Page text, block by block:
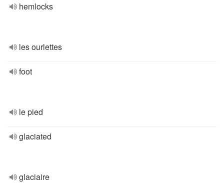
hemlocks
les ourlettes
foot
le pied
glaciated
glaciaire